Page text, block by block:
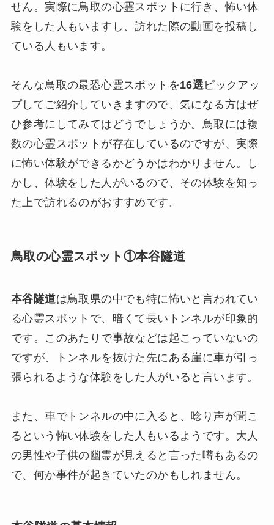
せん。実際に鳥取の心霊スポットに行き、怖い体
験をした人もいますし、訪れた際の動画を投稿し
ている人もいます。
そんな鳥取の最恐心霊スポットを16選ピックアッ
プしてご紹介していきますので、気になる方はぜ
ひ参考にしてみてはどうでしょうか。鳥取には複
数の心霊スポットが存在しているのですが、実際
に怖い体験ができるかどうかはわかりません。し
かし、体験をした人がいるので、その体験を知っ
た上で訪れるのがおすすめです。
鳥取の心霊スポット①本谷隧道
本谷隧道は鳥取県の中でも特に怖いと言われてい
る心霊スポットで、暗くて長いトンネルが印象的
です。このあたりで事故などは起こっていないの
ですが、トンネルを抜けた先にある崖に車が引っ
張られるような体験をした人がいると言います。
また、車でトンネルの中に入ると、唸り声が聞こ
るという怖い体験をした人もいるようです。大人
の男性や子供の幽霊が見えると言った噂もあるの
で、何か事件が起きていたのかもしれません。